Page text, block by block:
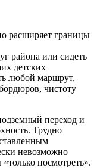
расширяет границы
района или сидеть
детских
любой маршрут,
чистоту
переход и
Трудно
невозможно
посмотреть».